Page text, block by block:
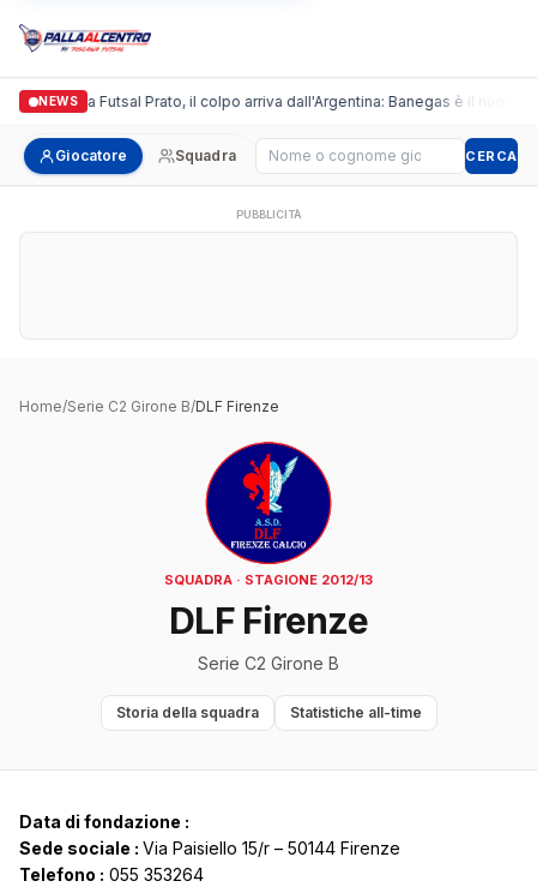
NEWS
Italgronda Futsal Prato, il colpo arriva dall'Argentina: Banegas è il nuovo
Giocatore Squadra Cerca giocatore CERCA
PUBBLICITÀ
Home/Serie C2 Girone B/DLF Firenze
SQUADRA · STAGIONE 2012/13
DLF Firenze
Serie C2 Girone B
Storia della squadra Statistiche all-time
Data di fondazione :
Sede sociale : Via Paisiello 15/r – 50144 Firenze
Telefono : 055 353264